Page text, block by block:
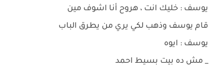
يوسف : خليك انت ، هروح أنا اشوف مين
قام يوسف وذهب لكي يري من يطرق الباب
يوسف : ايوه
_ مش ده بيت بسيط احمد